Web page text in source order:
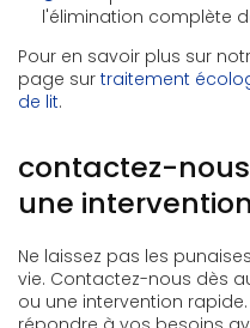
l'élimination complète
Pour en savoir plus sur
page sur traitement
de lit.
contactez-
une intervention
Ne laissez pas les
vie. Contactez-nous dès
ou une intervention